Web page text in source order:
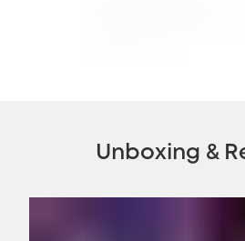
Unboxing &